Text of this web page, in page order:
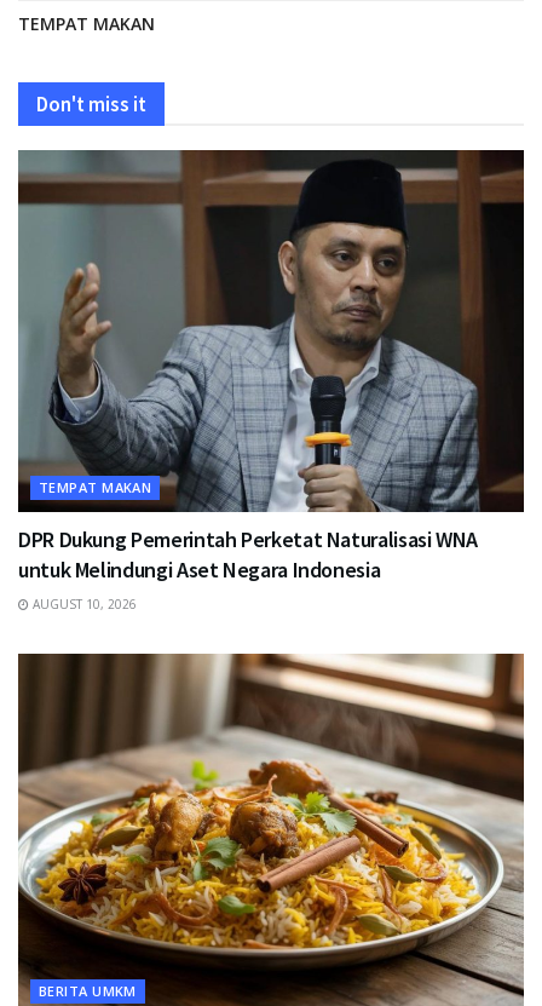
TEMPAT MAKAN
Don't miss it
TEMPAT MAKAN
DPR Dukung Pemerintah Perketat Naturalisasi WNA
untuk Melindungi Aset Negara Indonesia
AUGUST 10, 2026
BERITA UMKM